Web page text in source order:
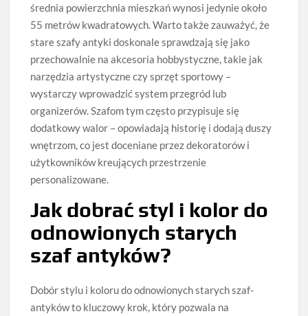
średnia powierzchnia mieszkań wynosi jedynie około
55 metrów kwadratowych. Warto także zauważyć, że
stare szafy antyki doskonale sprawdzają się jako
przechowalnie na akcesoria hobbystyczne, takie jak
narzędzia artystyczne czy sprzęt sportowy –
wystarczy wprowadzić system przegród lub
organizerów. Szafom tym często przypisuje się
dodatkowy walor – opowiadają historię i dodają duszy
wnętrzom, co jest doceniane przez dekoratorów i
użytkowników kreujących przestrzenie
personalizowane.
Jak dobrać styl i kolor do
odnowionych starych
szaf antyków?
Dobór stylu i koloru do odnowionych starych szaf-
antyków to kluczowy krok, który pozwala na